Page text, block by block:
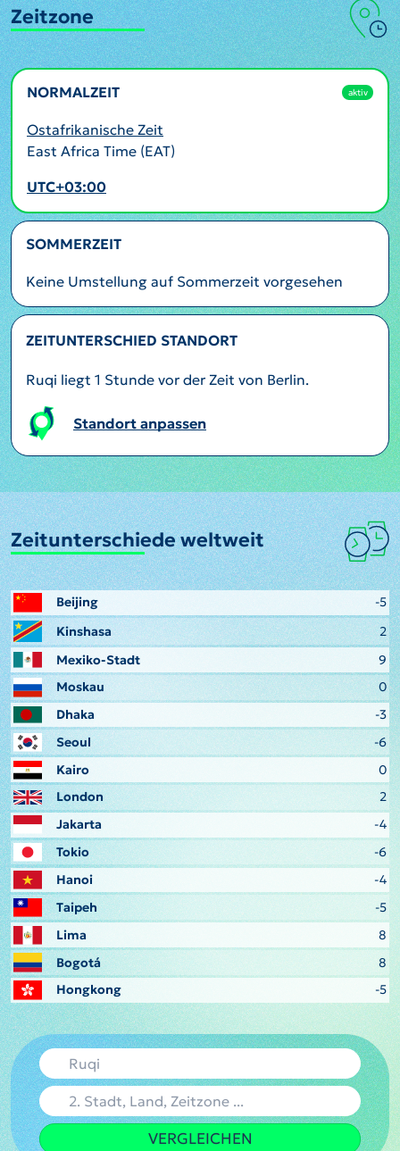
Zeitzone
NORMALZEIT aktiv
Ostafrikanische Zeit
East Africa Time (EAT)
UTC+03:00
SOMMERZEIT
Keine Umstellung auf Sommerzeit vorgesehen
ZEITUNTERSCHIED STANDORT
Ruqi liegt 1 Stunde vor der Zeit von Berlin.
Standort anpassen
Zeitunterschiede weltweit
Beijing
-5
Kinshasa
2
Mexiko-Stadt
9
Moskau
0
Dhaka
-3
Seoul
-6
Kairo
0
London
2
Jakarta
-4
Tokio
-6
Hanoi
-4
Taipeh
-5
Lima
8
Bogotá
8
Hongkong
-5
VERGLEICHEN